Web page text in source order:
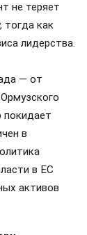
не теряет
тогда как
лидерства.
— от
покидает
в
в ЕС
активов